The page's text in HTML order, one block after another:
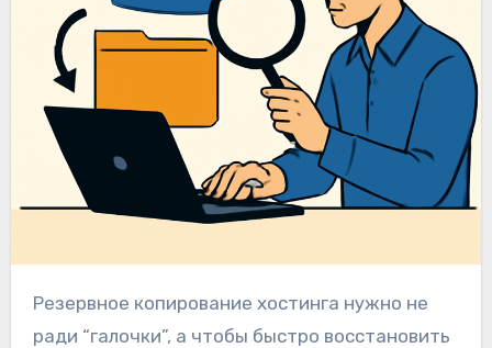
Резервное копирование хостинга нужно не
ради “галочки”, а чтобы быстро восстановить